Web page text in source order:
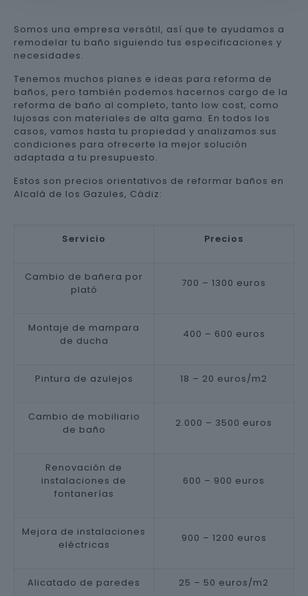
Somos una empresa versátil, así que te ayudamos a
remodelar tu baño siguiendo tus especificaciones y
necesidades.
Tenemos muchos planes e ideas para reforma de
baños, pero también podemos hacernos cargo de la
reforma de baño al completo, tanto low cost, como
lujosas con materiales de alta gama. En todos los
casos, vamos hasta tu propiedad y analizamos sus
condiciones para ofrecerte la mejor solución
adaptada a tu presupuesto.
Estos son precios orientativos de reformar baños en
Alcalá de los Gazules, Cádiz:
Servicio Precios
Cambio de bañera por
plató
700 – 1300 euros
Montaje de mampara
de ducha
400 – 600 euros
Pintura de azulejos 18 – 20 euros/m2
Cambio de mobiliario
de baño
2.000 – 3500 euros
Renovación de
instalaciones de
fontanerías
600 – 900 euros
Mejora de instalaciones
eléctricas
900 – 1200 euros
Alicatado de paredes 25 – 50 euros/m2